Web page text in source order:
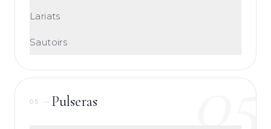
Lariats
Sautoirs
05
05 — Pulseras